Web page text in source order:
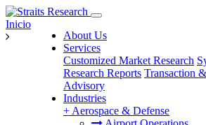
About Us
Services
Customized Market Research
Research Reports Transaction
Advisory
Industries
+ Aerospace & Defense
Inicio